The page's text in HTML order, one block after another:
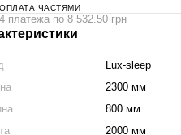
ОПЛАТА ЧАСТЯМИ
4 платежа по 8 532.50 грн
Lux-sleep
2300 мм
800 мм
2000 мм